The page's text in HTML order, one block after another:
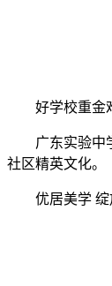
好学校重金
广东实验中
社区精英文化。
优居美学